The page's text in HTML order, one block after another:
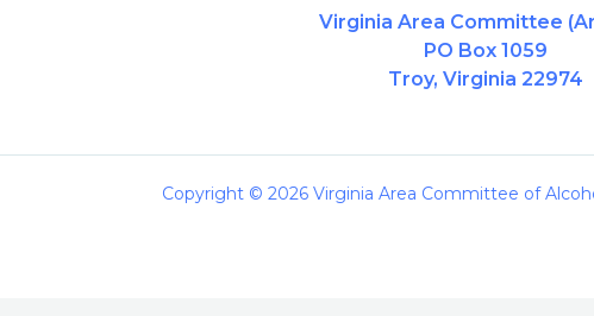
Virginia Area Committee
PO Box 1059
Troy, Virginia 22974
Copyright © 2026 Virginia Area Committee of